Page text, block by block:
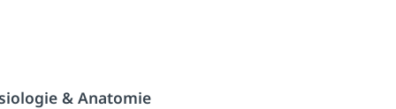
& Anatomie